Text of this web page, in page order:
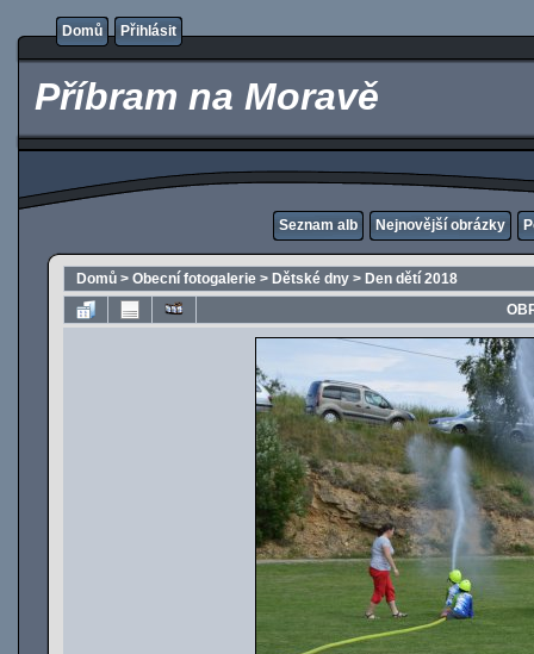
Domů Přihlásit
Příbram na Moravě
Seznam alb Nejnovější obrázky
Domů > Obecní fotogalerie > Dětské dny > Den dětí 2018